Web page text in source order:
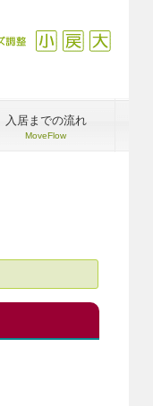
戻す
縮小
文字サイズ調整
入居までの流れ
MoveFlow